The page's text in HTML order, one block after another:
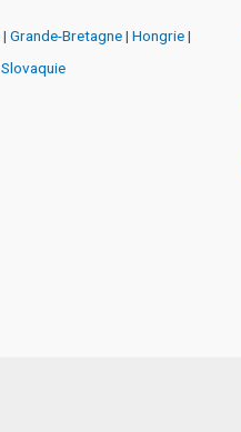
| Grande-Bretagne| Hongrie|
Slovaquie